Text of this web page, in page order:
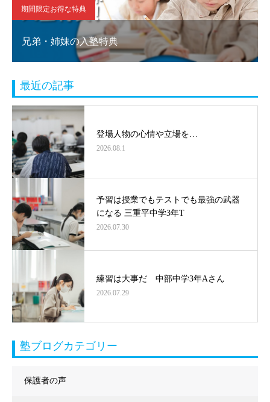
期間限定お得な特典
兄弟・姉妹の入塾特典
最近の記事
登場人物の心情や立場を…
2026.08.1
予習は授業でもテストでも最強の武器
になる 三重平中学3年T
2026.07.30
練習は大事だ 中部中学3年Aさん
2026.07.29
塾ブログカテゴリー
保護者の声